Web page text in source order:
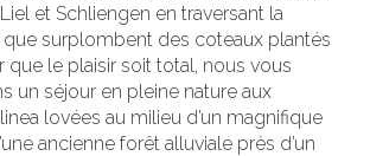
et Schliengen en traversant la
que surplombent des coteaux plantés
que le plaisir soit total, nous vous
un séjour en pleine nature aux
lovées au milieu d’un magnifique
ancienne forêt alluviale près d’un